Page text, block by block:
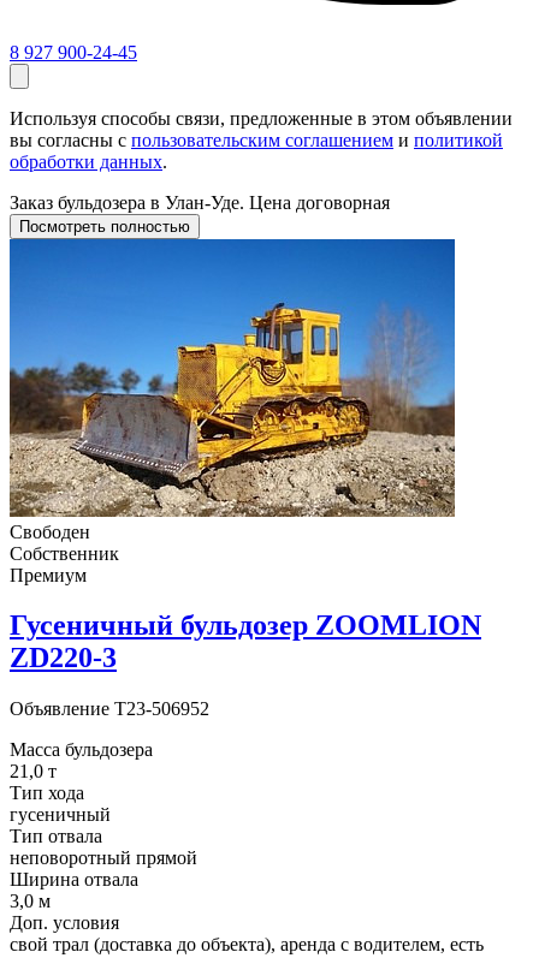
8 927 900-24-45
Используя способы связи, предложенные в этом объявлении
вы согласны с пользовательским соглашением и политикой
обработки данных.
Заказ бульдозера в Улан-Уде. Цена договорная
Посмотреть полностью
Свободен
Собственник
Премиум
Гусеничный бульдозер ZOOMLION
ZD220-3
Объявление T23-506952
Масса бульдозера
21,0 т
Тип хода
гусеничный
Тип отвала
неповоротный прямой
Ширина отвала
3,0 м
Доп. условия
свой трал (доставка до объекта), аренда с водителем, есть